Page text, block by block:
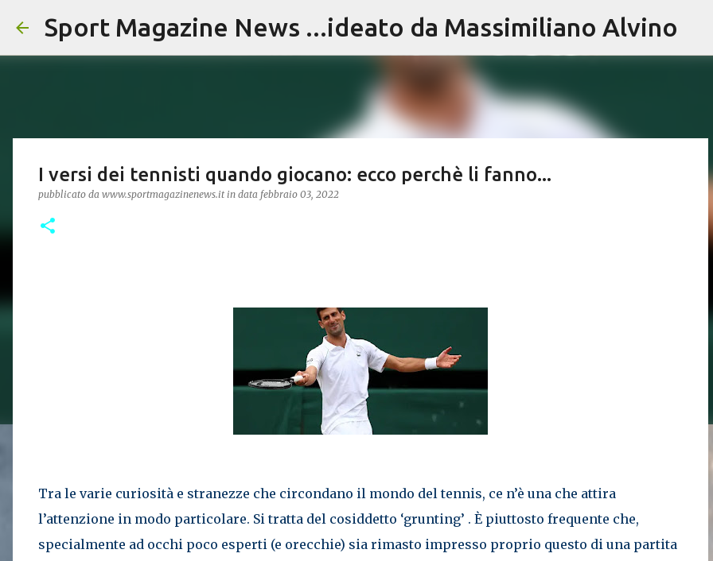
Passa ai contenuti principali
Sport Magazine News ...ideato da Massimiliano Alvino
I versi dei tennisti quando giocano: ecco perchè li fanno...
pubblicato da www.sportmagazinenews.it in data febbraio 03, 2022
Tra le varie curiosità e stranezze che circondano il mondo del tennis, ce n’è una che attira
l’attenzione in modo particolare. Si tratta del cosiddetto ‘grunting’ . È piuttosto frequente che,
specialmente ad occhi poco esperti (e orecchie) sia rimasto impresso proprio questo di una partita